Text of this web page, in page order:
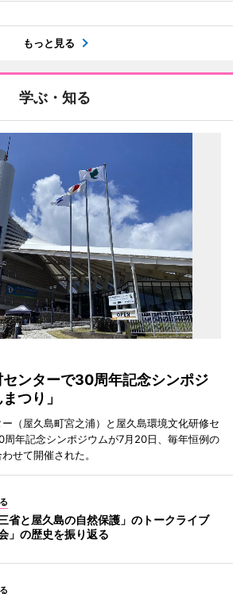
もっと見る
学ぶ・知る
ンターで30周年記念シンポジ
つり」
（屋久島町宮之浦）と屋久島環境文化研修セ
周年記念シンポジウムが7月20日、毎年恒例の
せて開催された。
三省と屋久島の自然保護」のトークライブ
」の歴史を振り返る